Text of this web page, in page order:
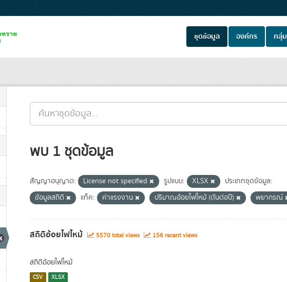
ชุดข้อมูล องค์กร กลุ่ม
พบ 1 ชุดข้อมูล
สัญญาอนุญาต: License not specified รูปแบบ: XLSX
ประเภทชุดข้อมูล:
ข้อมูลสถิติ
แท็ค: ค่าแรงงาน ปริมาณอ้อยไฟไหม้ (ตันต่อปี) พยากรณ์
สถิติอ้อยไฟไหม้ 5570 total views 156 recent views
สถิติอ้อยไฟไหม้
CSV XLSX